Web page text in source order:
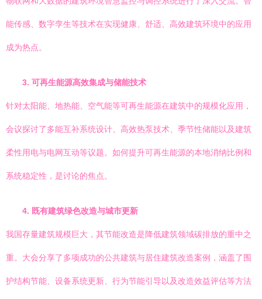
能传感、数字孪生等技术在实现健康、舒适、高效建筑环境中的应用
成为热点。
3. 可再生能源高效集成与储能技术
针对太阳能、地热能、空气能等可再生能源在建筑中的规模化应用，
会议探讨了多能互补系统设计、高效热泵技术、季节性储能以及建筑
柔性用电与电网互动等议题。如何提升可再生能源的本地消纳比例和
系统稳定性，是讨论的焦点。
4. 既有建筑绿色改造与城市更新
我国存量建筑规模巨大，其节能改造是降低建筑领域碳排放的重中之
重。大会分享了多项成功的公共建筑与居住建筑改造案例，涵盖了围
护结构节能、设备系统更新、行为节能引导以及改造效益评估等方法